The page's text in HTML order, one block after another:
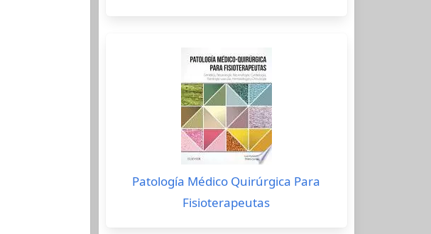
Patología Médico Quirúrgica Para
Fisioterapeutas